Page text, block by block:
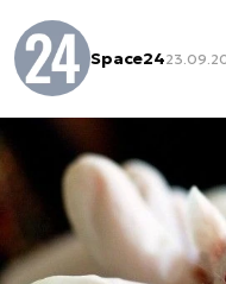
Space24